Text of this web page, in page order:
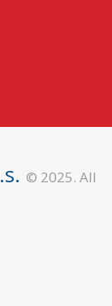
© 2025. All